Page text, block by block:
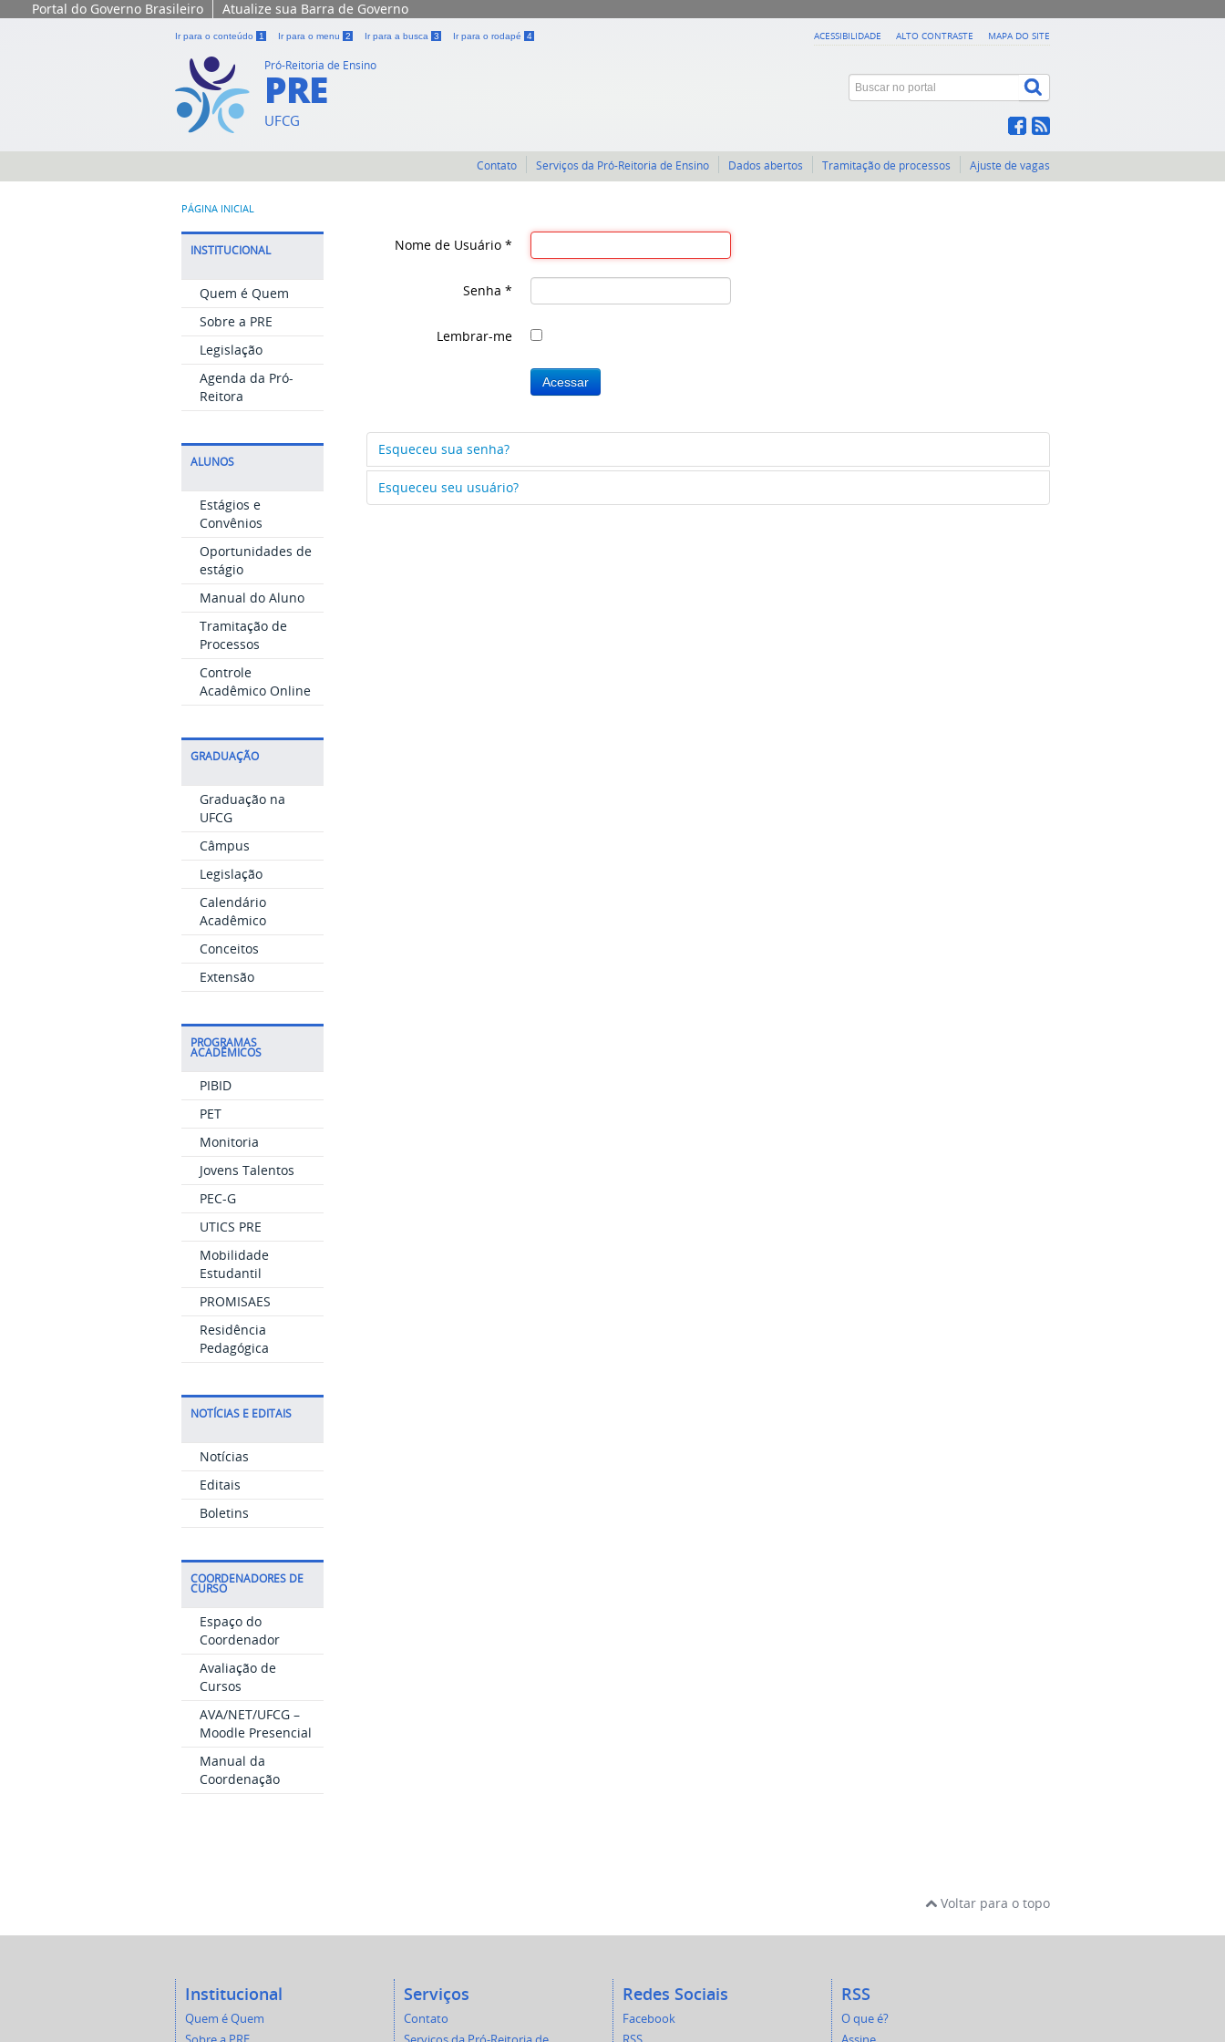
Portal do Governo Brasileiro Atualize sua Barra de Governo
Ir para o conteúdo 1 Ir para o menu 2 Ir para a busca 3 Ir para o rodapé 4 ACESSIBILIDADE ALTO CONTRASTE MAPA DO SITE
Pró-Reitoria de Ensino
PRE
UFCG
Contato Serviços da Pró-Reitoria de Ensino Dados abertos Tramitação de processos Ajuste de vagas
PÁGINA INICIAL
INSTITUCIONAL
Quem é Quem
Sobre a PRE
Legislação
Agenda da Pró-
Reitora
ALUNOS
Estágios e
Convênios
Oportunidades de
estágio
Manual do Aluno
Tramitação de
Processos
Controle
Acadêmico Online
GRADUAÇÃO
Graduação na
UFCG
Câmpus
Legislação
Calendário
Acadêmico
Conceitos
Extensão
PROGRAMAS
ACADÊMICOS
PIBID
PET
Monitoria
Jovens Talentos
PEC-G
UTICS PRE
Mobilidade
Estudantil
PROMISAES
Residência
Pedagógica
NOTÍCIAS E EDITAIS
Notícias
Editais
Boletins
COORDENADORES DE
CURSO
Espaço do
Coordenador
Avaliação de
Cursos
AVA/NET/UFCG –
Moodle Presencial
Manual da
Coordenação
Nome de Usuário *
Senha *
Lembrar-me
Acessar
Esqueceu sua senha?
Esqueceu seu usuário?
Voltar para o topo
Institucional
Quem é Quem
Serviços
Contato
Redes Sociais
Facebook
RSS
O que é?